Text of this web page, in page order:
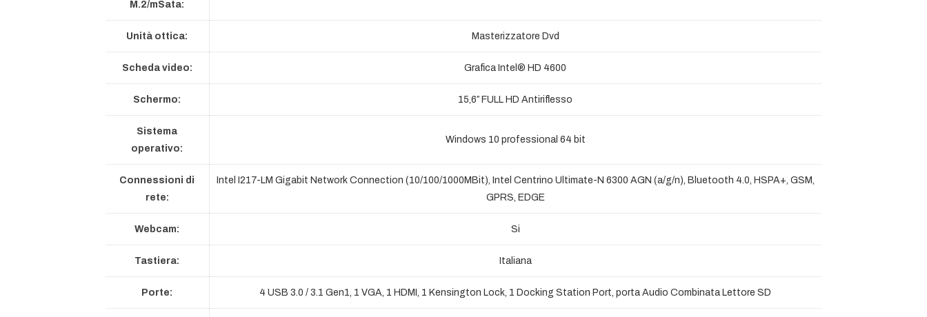
M.2/mSata:
Unità ottica: Masterizzatore Dvd
Scheda video: Grafica Intel® HD 4600
Schermo: 15,6″ FULL HD Antiriflesso
Sistema
operativo:
Windows 10 professional 64 bit
Connessioni di
rete:
Intel I217-LM Gigabit Network Connection (10/100/1000MBit), Intel Centrino Ultimate-N 6300 AGN (a/g/n), Bluetooth 4.0, HSPA+, GSM,
GPRS, EDGE
Webcam: Si
Tastiera: Italiana
Porte: 4 USB 3.0 / 3.1 Gen1, 1 VGA, 1 HDMI, 1 Kensington Lock, 1 Docking Station Port, porta Audio Combinata Lettore SD